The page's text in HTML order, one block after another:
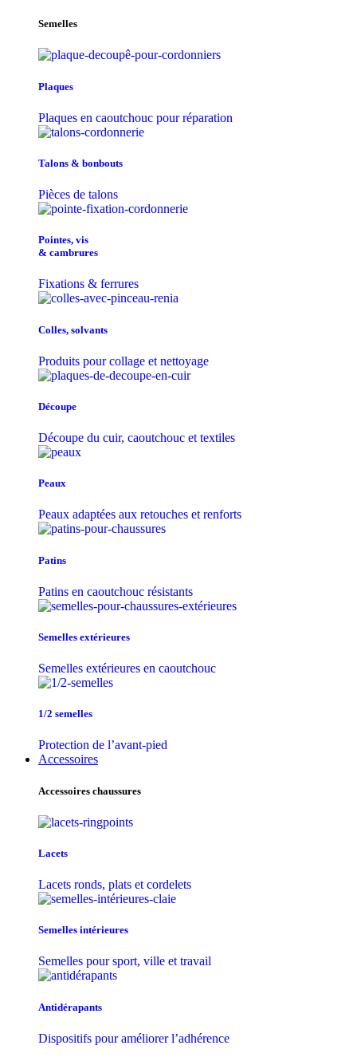
Semelles
Plaques
Plaques en caoutchouc pour réparation
Talons & bonbouts
Pièces de talons
Pointes, vis
& cambrures
Fixations & ferrures
Colles, solvants
Produits pour collage et nettoyage
Découpe
Découpe du cuir, caoutchouc et textiles
Peaux
Peaux adaptées aux retouches et renforts
Patins
Patins en caoutchouc résistants
Semelles extérieures
Semelles extérieures en caoutchouc
1/2 semelles
Protection de l’avant-pied
Accessoires
Accessoires chaussures
Lacets
Lacets ronds, plats et cordelets
Semelles intérieures
Semelles pour sport, ville et travail
Antidérapants
Dispositifs pour améliorer l’adhérence